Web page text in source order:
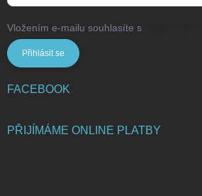
Vložením e-mailu souhlasíte s
Přihlásit se
FACEBOOK
PŘIJÍMÁME ONLINE PLATBY